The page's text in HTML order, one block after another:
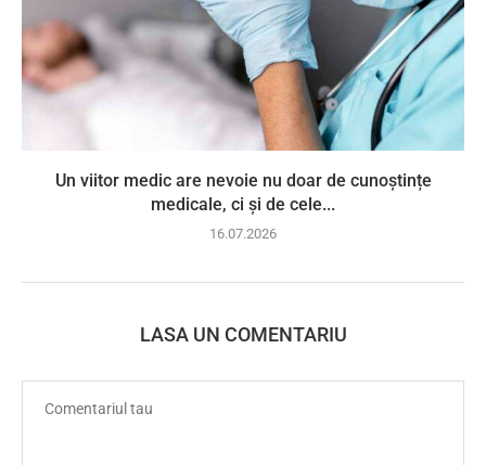
Un viitor medic are nevoie nu doar de cunoștințe
medicale, ci și de cele...
16.07.2026
LASA UN COMENTARIU